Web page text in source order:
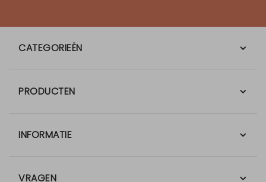
CATEGORIEËN
PRODUCTEN
INFORMATIE
VRAGEN